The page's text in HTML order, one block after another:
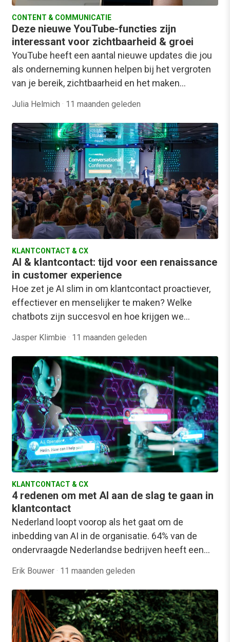
CONTENT & COMMUNICATIE
Deze nieuwe YouTube-functies zijn
interessant voor zichtbaarheid & groei
YouTube heeft een aantal nieuwe updates die jou
als onderneming kunnen helpen bij het vergroten
van je bereik, zichtbaarheid en het maken…
Julia Helmich · 11 maanden geleden
KLANTCONTACT & CX
AI & klantcontact: tijd voor een renaissance
in customer experience
Hoe zet je AI slim in om klantcontact proactiever,
effectiever en menselijker te maken? Welke
chatbots zijn succesvol en hoe krijgen we…
Jasper Klimbie · 11 maanden geleden
KLANTCONTACT & CX
4 redenen om met AI aan de slag te gaan in
klantcontact
Nederland loopt voorop als het gaat om de
inbedding van AI in de organisatie. 64% van de
ondervraagde Nederlandse bedrijven heeft een…
Erik Bouwer · 11 maanden geleden